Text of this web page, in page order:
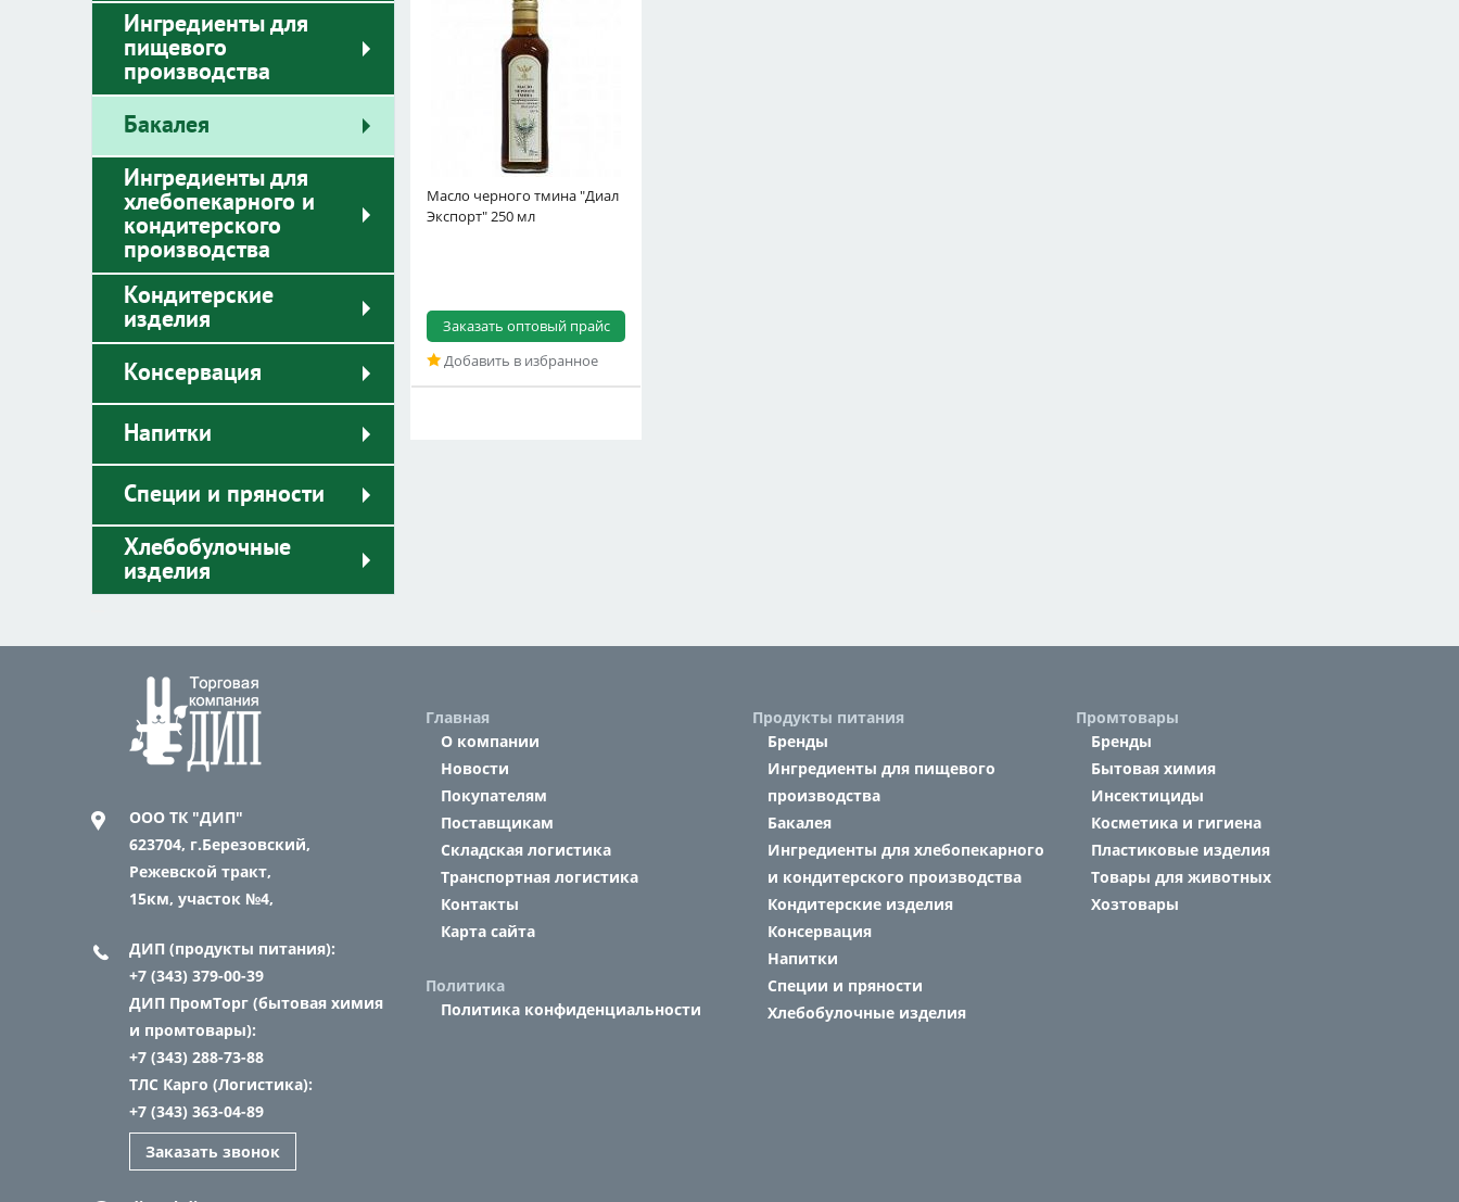
Ингредиенты для
пищевого
производства
Бакалея
Ингредиенты для
хлебопекарного и
кондитерского
производства
Кондитерские
изделия
Консервация
Напитки
Специи и пряности
Хлебобулочные
изделия
Масло черного тмина "Диал
Экспорт" 250 мл
Заказать оптовый прайс
Добавить в избранное
ООО ТК "ДИП"
623704, г.Березовский,
Режевской тракт,
15км, участок №4,
ДИП (продукты питания):
+7 (343) 379-00-39
ДИП ПромТорг (бытовая химия
и промтовары):
+7 (343) 288-73-88
ТЛС Карго (Логистика):
+7 (343) 363-04-89
Заказать звонок
Главная
О компании
Новости
Покупателям
Поставщикам
Складская логистика
Транспортная логистика
Контакты
Карта сайта
Политика
Политика конфиденциальности
Продукты питания
Бренды
Ингредиенты для пищевого
производства
Бакалея
Ингредиенты для хлебопекарного
и кондитерского производства
Кондитерские изделия
Консервация
Напитки
Специи и пряности
Хлебобулочные изделия
Промтовары
Бренды
Бытовая химия
Инсектициды
Косметика и гигиена
Пластиковые изделия
Товары для животных
Хозтовары